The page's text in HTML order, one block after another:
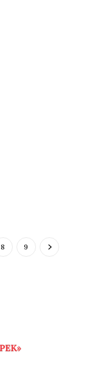
8 9